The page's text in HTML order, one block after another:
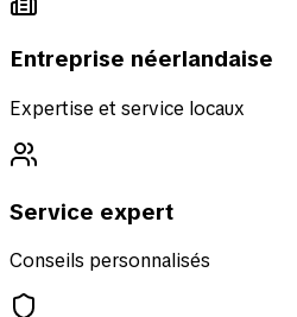
Entreprise néerlandaise
Expertise et service locaux
Service expert
Conseils personnalisés